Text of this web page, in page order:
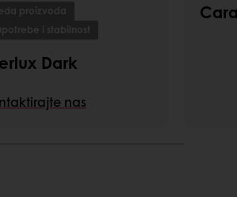
proizvoda
i stabilnost
Dark
nas